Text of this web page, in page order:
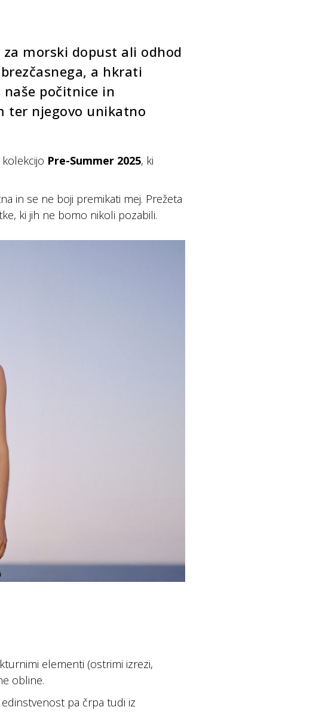
morski dopust ali odhod
a hkrati
počitnice in
ter njegovo unikatno
Pre-Summer 2025, ki
in se ne boji premikati mej. Prežeta
ki jih ne bomo nikoli pozabili.
elementi (ostrimi izrezi,
obline.
pa črpa tudi iz